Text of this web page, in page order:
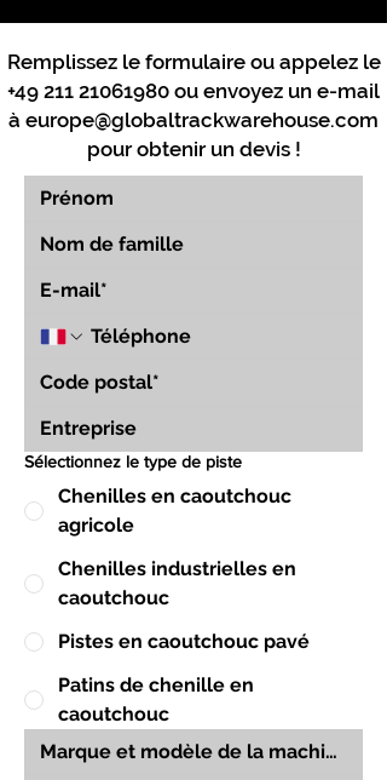
Remplissez le formulaire ou appelez le
+49 211 21061980 ou envoyez un e-mail
à europe@globaltrackwarehouse.com
pour obtenir un devis !
Sélectionnez le type de piste
Chenilles en caoutchouc
agricole
Chenilles industrielles en
caoutchouc
Pistes en caoutchouc pavé
Patins de chenille en
caoutchouc